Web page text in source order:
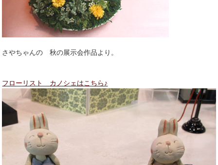
さやちゃんの 秋の展示会作品より。
フローリスト カノシェはこちら♪